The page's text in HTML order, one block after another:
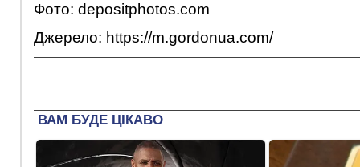
Фото: depositphotos.com
Джерело: https://m.gordonua.com/